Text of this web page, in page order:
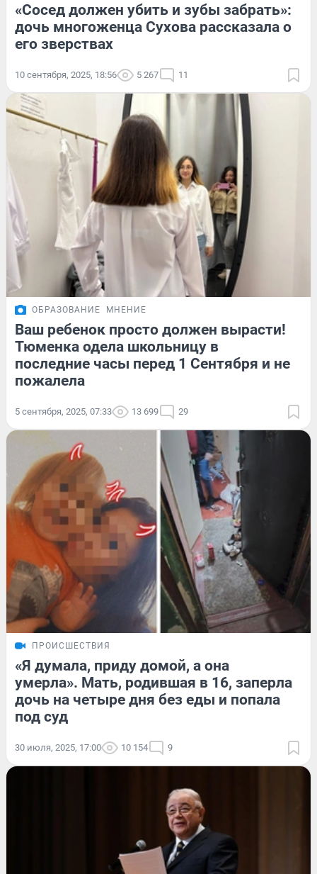
«Сосед должен убить и зубы забрать»:
дочь многоженца Сухова рассказала о
его зверствах
10 сентября, 2025, 18:56 5 267 11
ОБРАЗОВАНИЕ МНЕНИЕ
Ваш ребенок просто должен вырасти!
Тюменка одела школьницу в
последние часы перед 1 Сентября и не
пожалела
5 сентября, 2025, 07:33 13 699 29
ПРОИСШЕСТВИЯ
«Я думала, приду домой, а она
умерла». Мать, родившая в 16, заперла
дочь на четыре дня без еды и попала
под суд
30 июля, 2025, 17:00 10 154 9